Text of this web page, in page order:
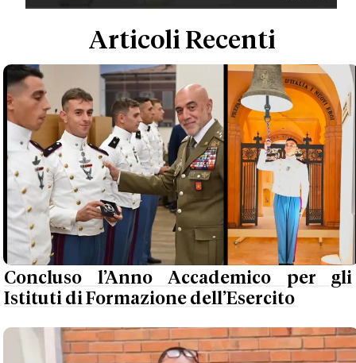
Articoli Recenti
Concluso l’Anno Accademico per gli
Istituti di Formazione dell’Esercito